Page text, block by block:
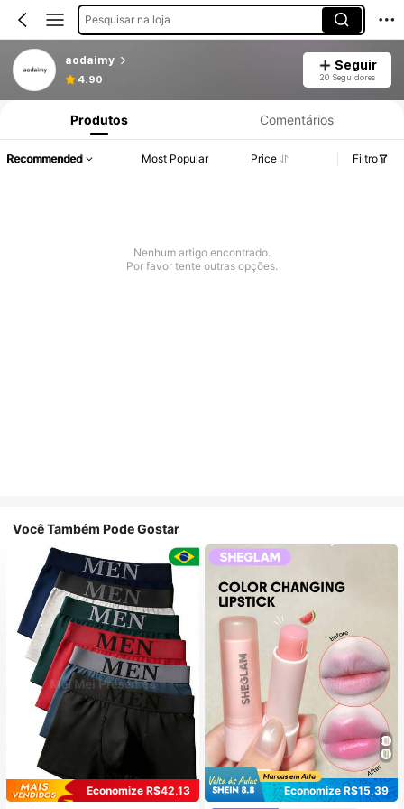
Pesquisar na loja
aodaimy
4.90
Seguir
20 Seguidores
Produtos Comentários
Recommended Most Popular Price Filtro
Nenhum artigo encontrado.
Por favor tente outras opções.
Você Também Pode Gostar
Economize R$42,13
Economize R$15,39